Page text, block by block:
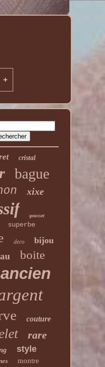
cristal
bague
xixe
gousset
superbe
deco bijou
boite
ancien
couture
rare
style
montre